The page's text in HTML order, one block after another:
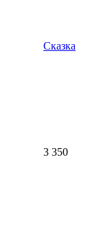
Сказка
3 350